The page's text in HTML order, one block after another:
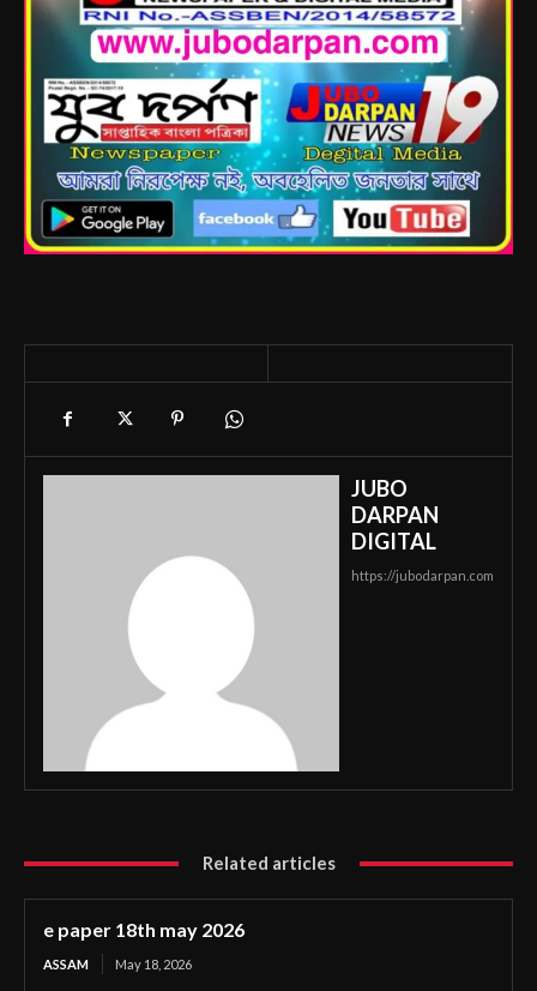
JUBO
DARPAN
DIGITAL
https://jubodarpan.com
Related articles
e paper 18th may 2026
ASSAM May 18, 2026